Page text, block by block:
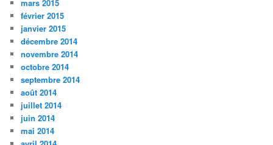
mars 2015
février 2015
janvier 2015
décembre 2014
novembre 2014
octobre 2014
septembre 2014
août 2014
juillet 2014
juin 2014
mai 2014